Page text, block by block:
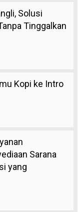
Solusi
Tinggalkan
Kopi ke Intro
Sarana
yang